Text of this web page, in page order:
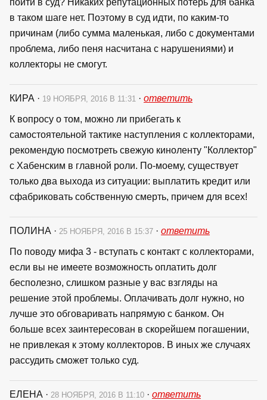
пойти в суд? Никаких репутационных потерь для банка
в таком шаге нет. Поэтому в суд идти, по каким-то
причинам (либо сумма маленькая, либо с документами
проблема, либо пеня насчитана с нарушениями) и
коллекторы не смогут.
КИРА · 19 НОЯБРЯ, 2016 В 11:31 · ответить
К вопросу о том, можно ли прибегать к
самостоятельной тактике наступления с коллекторами,
рекомендую посмотреть свежую киноленту "Коллектор"
с Хабенским в главной роли. По-моему, существует
только два выхода из ситуации: выплатить кредит или
сфабриковать собственную смерть, причем для всех!
ПОЛИНА · 25 НОЯБРЯ, 2016 В 15:37 · ответить
По поводу мифа 3 - вступать с контакт с коллекторами,
если вы не имеете возможность оплатить долг
бесполезно, слишком разные у вас взгляды на
решение этой проблемы. Оплачивать долг нужно, но
лучше это обговаривать напрямую с банком. Он
больше всех заинтересован в скорейшем погашении,
не привлекая к этому коллекторов. В иных же случаях
рассудить сможет только суд.
ЕЛЕНА · 28 НОЯБРЯ, 2016 В 11:10 · ответить